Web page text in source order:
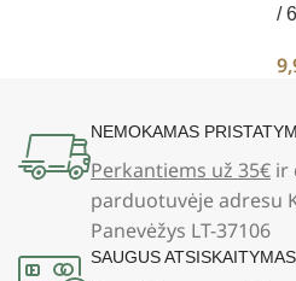
/
NEMOKAMAS
Perkantiems už 35€ ir
parduotuvėje adresu
Panevėžys LT-37106
SAUGUS ATSISKAITYMAS